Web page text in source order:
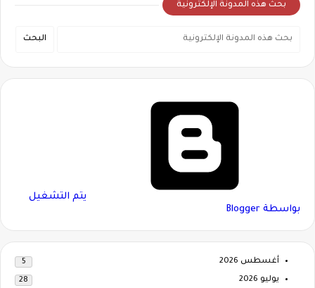
بحث هذه المدونة الإلكترونية
‏يتم التشغيل
بواسطة Blogger
أغسطس 2026 5
يوليو 2026 28